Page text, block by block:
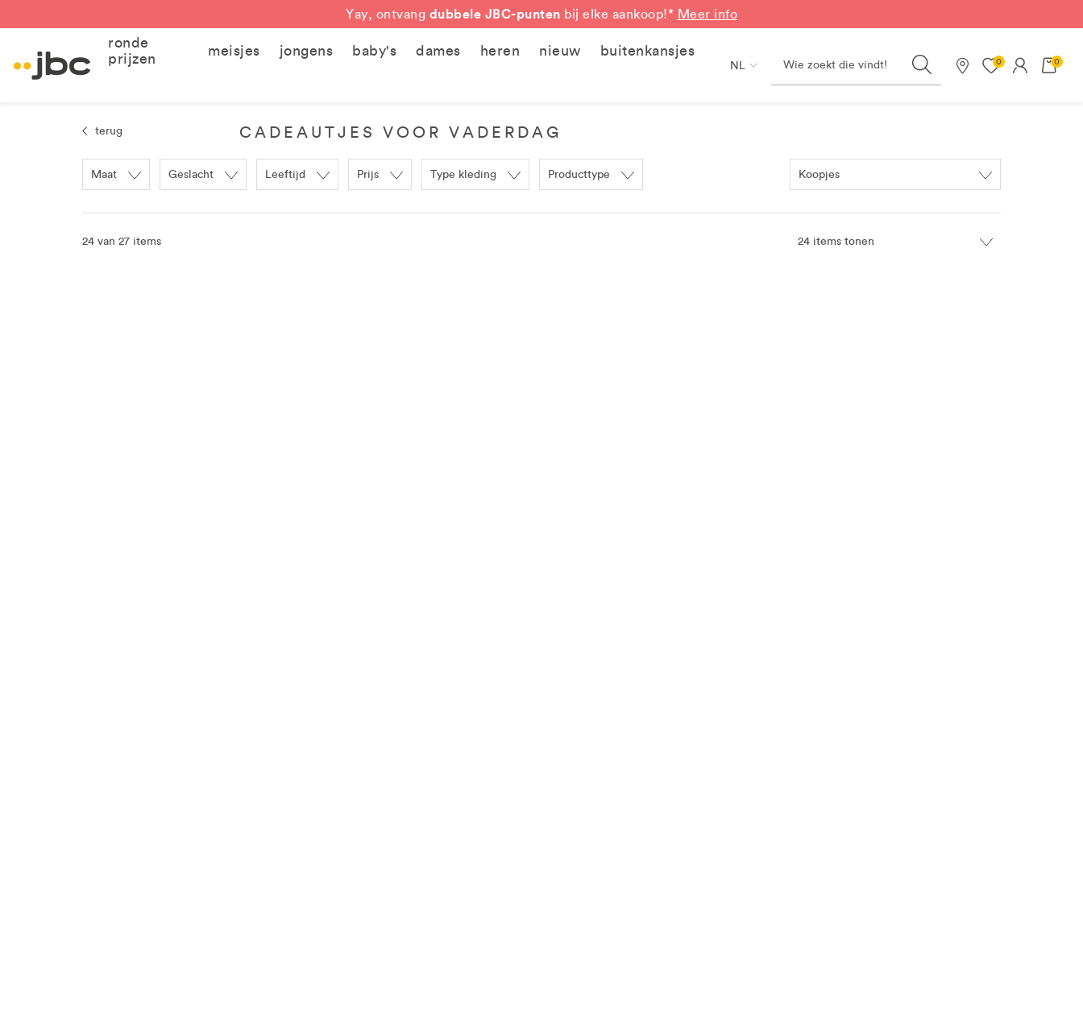
Yay, ontvang dubbele JBC-punten bij elke aankoop!* Meer info
ronde
prijzen
meisjes jongens baby's dames heren nieuw buitenkansjes
NL Search
Onze winkels
0 0
terug CADEAUTJES VOOR VADERDAG
Maat Geslacht Leeftijd Prijs Type kleding Producttype
24 van 27 items